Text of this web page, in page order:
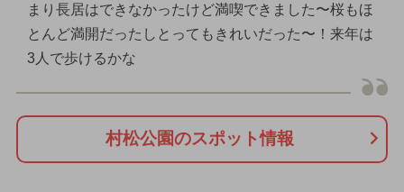
まり長居はできなかったけど満喫できました〜桜もほ
とんど満開だったしとってもきれいだった〜！来年は
3人で歩けるかな
村松公園のスポット情報